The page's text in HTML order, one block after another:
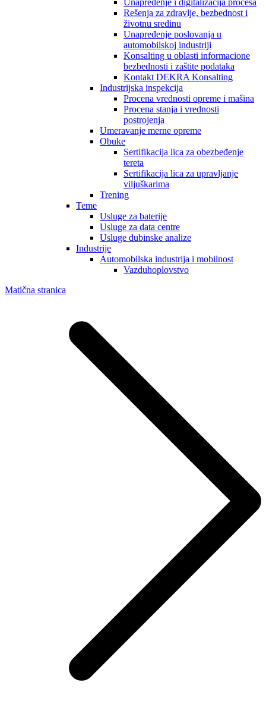
Unapređenje i digitalizacija procesa
Rešenja za zdravlje, bezbednost i
životnu sredinu
Unapređenje poslovanja u
automobilskoj industriji
Konsalting u oblasti informacione
bezbednosti i zaštite podataka
Kontakt DEKRA Konsalting
Industrijska inspekcija
Procena vrednosti opreme i mašina
Procena stanja i vrednosti
postrojenja
Umeravanje merne opreme
Obuke
Sertifikacija lica za obezbeđenje
tereta
Sertifikacija lica za upravljanje
viljuškarima
Trening
Teme
Usluge za baterije
Usluge za data centre
Usluge dubinske analize
Industrije
Automobilska industrija i mobilnost
Vazduhoplovstvo
Matična stranica